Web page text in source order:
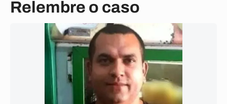
Relembre o caso